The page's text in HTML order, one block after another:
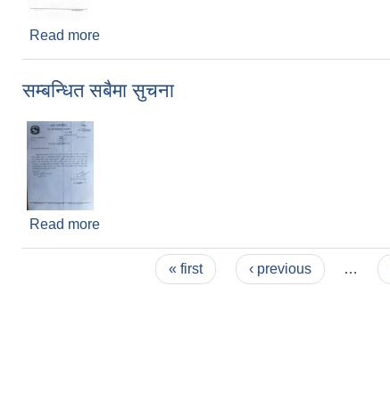
Read more
सम्बन्धित सबैमा सुचना
Read more
« first ‹ previous …